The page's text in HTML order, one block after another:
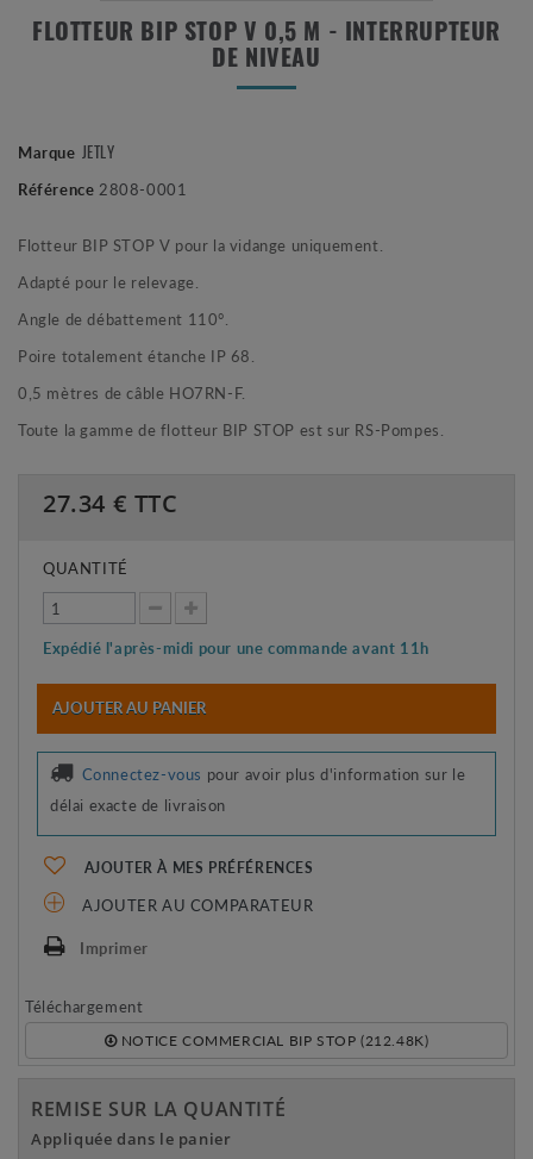
FLOTTEUR BIP STOP V 0,5 M - INTERRUPTEUR
DE NIVEAU
Marque JETLY
Référence 2808-0001
Flotteur BIP STOP V pour la vidange uniquement.
Adapté pour le relevage.
Angle de débattement 110°.
Poire totalement étanche IP 68.
0,5 mètres de câble HO7RN-F.
Toute la gamme de flotteur BIP STOP est sur RS-Pompes.
27.34 € TTC
QUANTITÉ
Expédié l'après-midi pour une commande avant 11h
AJOUTER AU PANIER
Connectez-vous pour avoir plus d'information sur le
délai exacte de livraison
AJOUTER À MES PRÉFÉRENCES
AJOUTER AU COMPARATEUR
Imprimer
Téléchargement
NOTICE COMMERCIAL BIP STOP (212.48K)
REMISE SUR LA QUANTITÉ
Appliquée dans le panier